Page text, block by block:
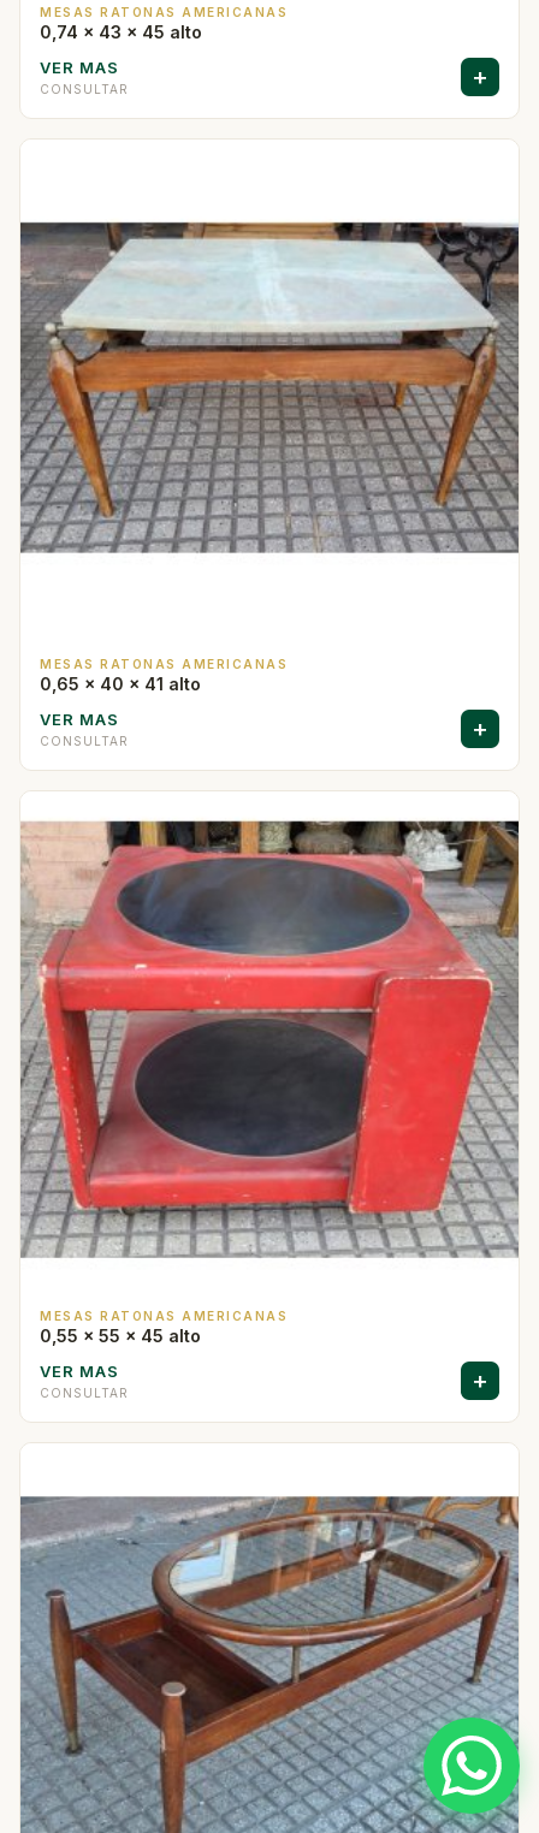
MESAS RATONAS AMERICANAS
0,74 x 43 x 45 alto
VER MAS
CONSULTAR +
MESAS RATONAS AMERICANAS
0,65 x 40 x 41 alto
VER MAS
CONSULTAR +
MESAS RATONAS AMERICANAS
0,55 x 55 x 45 alto
VER MAS
CONSULTAR +